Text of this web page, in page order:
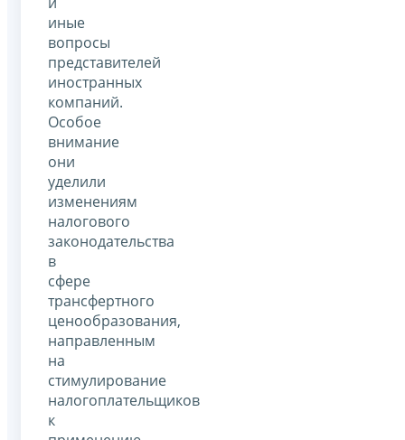
иные
вопросы
представителей
иностранных
компаний.
Особое
внимание
они
уделили
изменениям
налогового
законодательства
в
сфере
трансфертного
ценообразования,
направленным
на
стимулирование
налогоплательщиков
к